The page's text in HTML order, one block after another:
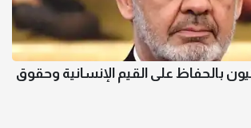
بالحفاظ على القيم الإنسانية وحقوق